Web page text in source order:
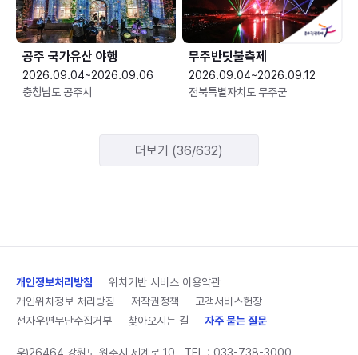
공주 국가유산 야행
2026.09.04~2026.09.06
충청남도 공주시
무주반딧불축제
2026.09.04~2026.09.12
전북특별자치도 무주군
더보기 (36/632)
개인정보처리방침
위치기반 서비스 이용약관
개인위치정보 처리방침
저작권정책
고객서비스헌장
전자우편무단수집거부
찾아오시는 길 자주 묻는 질문